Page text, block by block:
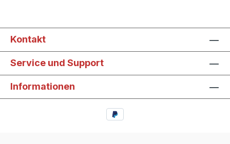
Kontakt
Service und Support
Informationen